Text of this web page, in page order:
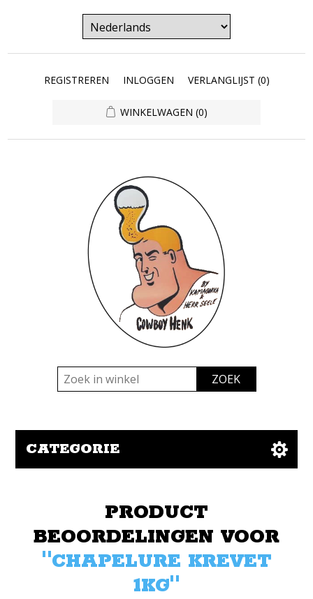
REGISTREREN INLOGGEN VERLANGLIJST (0)
WINKELWAGEN (0)
CATEGORIE
PRODUCT
BEOORDELINGEN VOOR
CHAPELURE KREVET
1KG